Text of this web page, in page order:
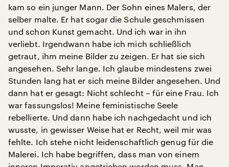
kam so ein junger Mann. Der Sohn eines Malers, der
selber malte. Er hat sogar die Schule geschmissen
und schon Kunst gemacht. Und ich war in ihn
verliebt. Irgendwann habe ich mich schließlich
getraut, ihm meine Bilder zu zeigen. Er hat sie sich
angesehen. Sehr lange. Ich glaube mindestens zwei
Stunden lang hat er sich meine Bilder angesehen. Und
dann hat er gesagt: Nicht schlecht – für eine Frau. Ich
war fassungslos! Meine feministische Seele
rebellierte. Und dann habe ich nachgedacht und ich
wusste, in gewisser Weise hat er Recht, weil mir was
fehlte. Ich stehe nicht leidenschaftlich genug für die
Malerei. Ich habe begriffen, dass man von einem